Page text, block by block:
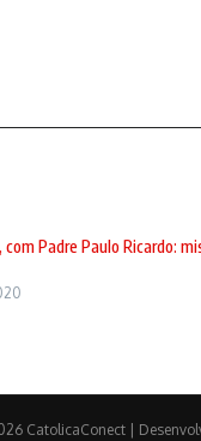
com Padre Paulo Ricardo:
CatolicaConect |